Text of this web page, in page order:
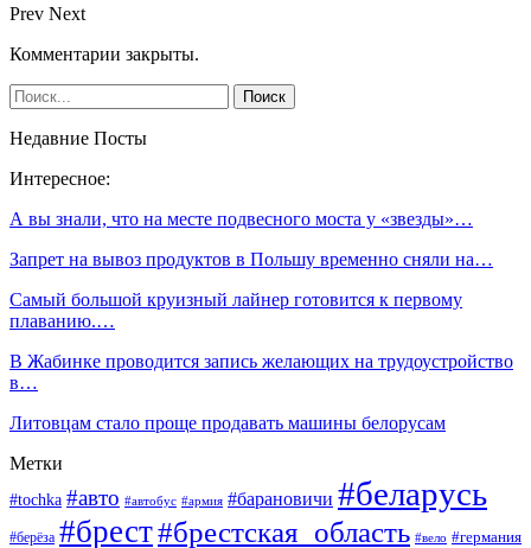
Prev Next
Комментарии закрыты.
Недавние Посты
Интересное:
А вы знали, что на месте подвесного моста у «звезды»…
Запрет на вывоз продуктов в Польшу временно сняли на…
Самый большой круизный лайнер готовится к первому
плаванию.…
В Жабинке проводится запись желающих на трудоустройство
в…
Литовцам стало проще продавать машины белорусам
Метки
#tochka #авто #автобус #армия #барановичи #беларусь
#берёза #брест#брестская_область #вело #германия